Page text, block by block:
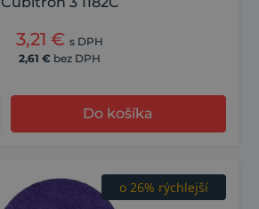
3,21 € s DPH
2,61 € bez DPH
Do košíka
o 26% rýchlejší